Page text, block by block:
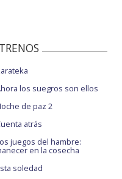
los suegros son ellos
de paz 2
atrás
juegos del hambre:
en la cosecha
soledad